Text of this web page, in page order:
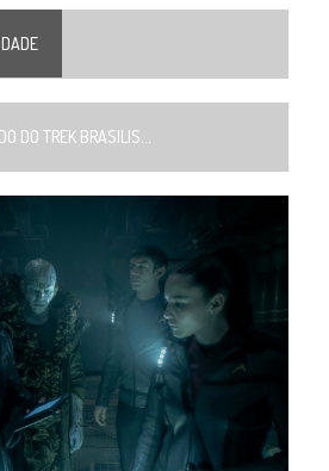
DO TREK BRASILIS...